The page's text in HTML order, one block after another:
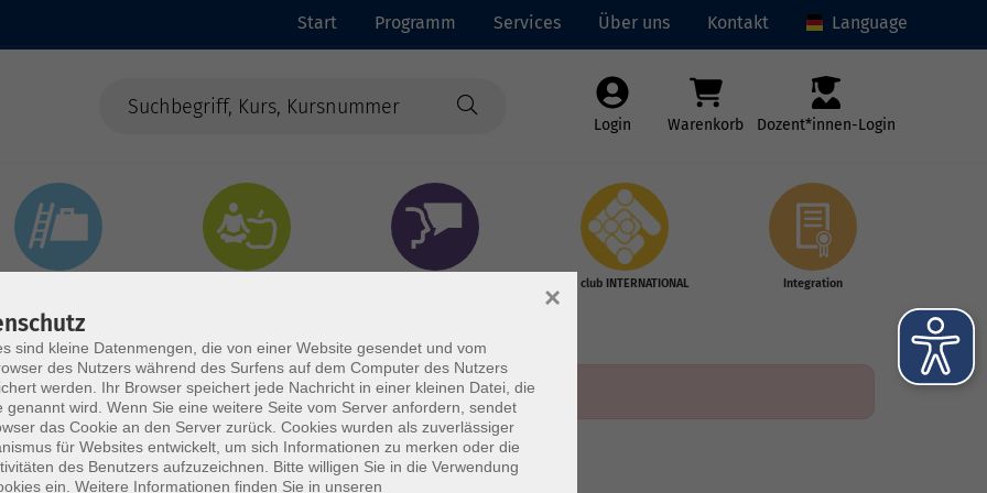
Start Programm Services Über uns Kontakt Language
Login Warenkorb Dozent*innen-Login
vhs club INTERNATIONAL Integration
sind kleine Datenmengen, die von einer Website gesendet und vom
des Nutzers während des Surfens auf dem Computer des Nutzers
werden. Ihr Browser speichert jede Nachricht in einer kleinen Datei, die
genannt wird. Wenn Sie eine weitere Seite vom Server anfordern, sendet
das Cookie an den Server zurück. Cookies wurden als zuverlässiger
für Websites entwickelt, um sich Informationen zu merken oder die
des Benutzers aufzuzeichnen. Bitte willigen Sie in die Verwendung
ein. Weitere Informationen finden Sie in unseren
×